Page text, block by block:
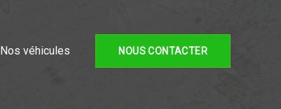
Nos véhicules NOUS CONTACTER